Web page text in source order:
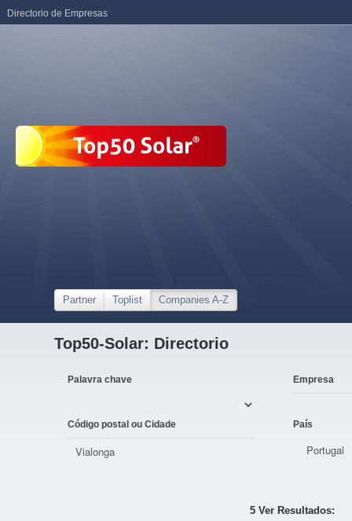
Partner Toplist Companies A-Z
Top50-Solar: Directorio
Palavra chave Empresa
Código postal ou Cidade País
5 Ver Resultados:
Directorio de Empresas